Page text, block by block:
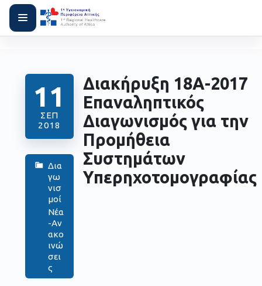
11
ΣΕΠ
2018
Δια
γω
νισ
μοί
Νέα
-Αν
ακο
ινώ
σει
ς
Διακήρυξη 18Α-2017
Επαναληπτικός
Διαγωνισμός για την
Προμήθεια
Συστημάτων
Υπερηχοτομογραφίας